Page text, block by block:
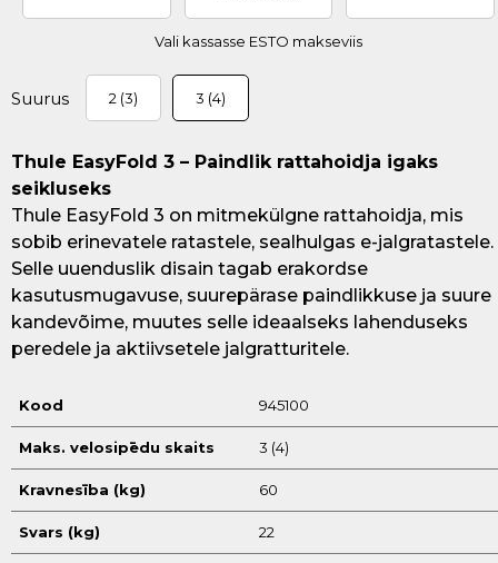
Vali kassasse ESTO makseviis
Suurus 2 (3) 3 (4)
Thule EasyFold 3 – Paindlik rattahoidja igaks
seikluseks
Thule EasyFold 3 on mitmekülgne rattahoidja, mis
sobib erinevatele ratastele, sealhulgas e-jalgratastele.
Selle uuenduslik disain tagab erakordse
kasutusmugavuse, suurepärase paindlikkuse ja suure
kandevõime, muutes selle ideaalseks lahenduseks
peredele ja aktiivsetele jalgratturitele.
Kood 945100
Maks. velosipēdu skaits 3 (4)
Kravnesība (kg) 60
Svars (kg) 22